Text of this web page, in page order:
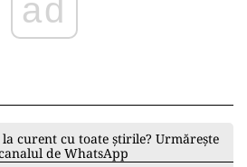
ad
curent cu toate știrile? Urmărește
de WhatsApp